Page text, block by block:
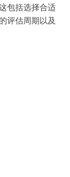
包括选择合适
评估周期以及